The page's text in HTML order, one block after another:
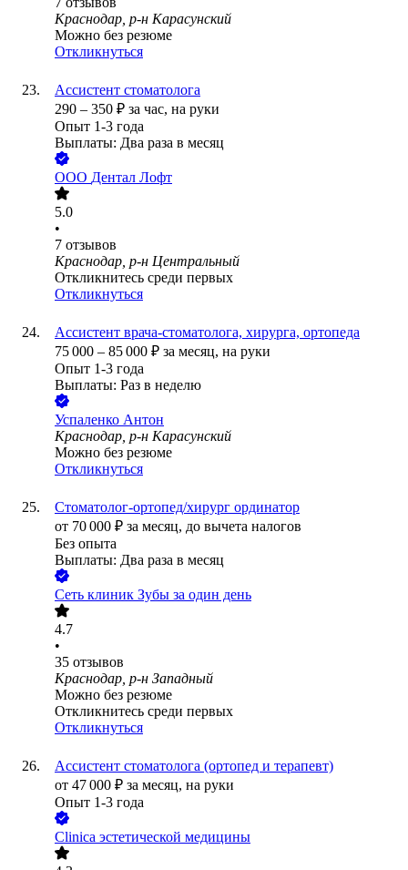
Краснодар, р-н Карасунский
Можно без резюме
Откликнуться
Ассистент стоматолога
290 – 350 ₽ за час, на руки
Опыт 1-3 года
Выплаты: Два раза в месяц
ООО Дентал Лофт
5.0
•
7 отзывов
Краснодар, р-н Центральный
Откликнитесь среди первых
Откликнуться
Ассистент врача-стоматолога, хирурга, ортопеда
75 000 – 85 000 ₽ за месяц, на руки
Опыт 1-3 года
Выплаты: Раз в неделю
Успаленко Антон
Краснодар, р-н Карасунский
Можно без резюме
Откликнуться
Стоматолог-ортопед/хирург ординатор
от 70 000 ₽ за месяц, до вычета налогов
Без опыта
Выплаты: Два раза в месяц
Сеть клиник Зубы за один день
4.7
•
35 отзывов
Краснодар, р-н Западный
Можно без резюме
Откликнитесь среди первых
Откликнуться
Ассистент стоматолога (ортопед и терапевт)
от 47 000 ₽ за месяц, на руки
Опыт 1-3 года
Clinica эстетической медицины